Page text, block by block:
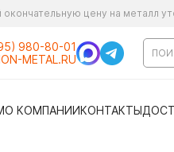
цену на металл
980-80-01
METAL.RU
О КОМПАНИИКОНТАКТЫ